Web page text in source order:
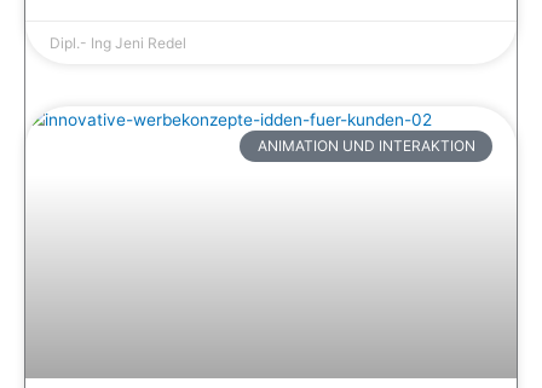
Dipl.- Ing Jeni Redel
ANIMATION UND INTERAKTION